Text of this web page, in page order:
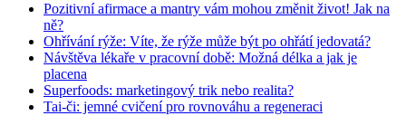
Pozitivní afirmace a mantry vám mohou změnit život! Jak na
ně?
Ohřívání rýže: Víte, že rýže může být po ohřátí jedovatá?
Návštěva lékaře v pracovní době: Možná délka a jak je
placena
Superfoods: marketingový trik nebo realita?
Tai-či: jemné cvičení pro rovnováhu a regeneraci